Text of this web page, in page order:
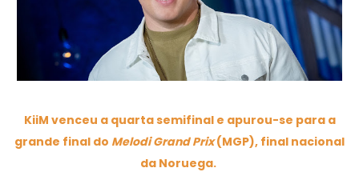
KiiM venceu a quarta semifinal e apurou-se para a
grande final do Melodi Grand Prix(MGP), final nacional
da Noruega.